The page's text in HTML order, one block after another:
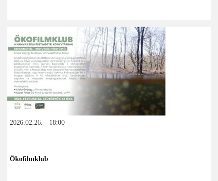
2026.02.26. - 18:00
Ökofilmklub